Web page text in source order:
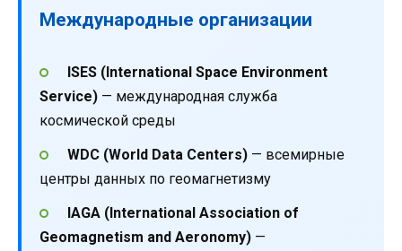
Международные организации
ISES (International Space Environment
Service) — международная служба
космической среды
WDC (World Data Centers)— всемирные
центры данных по геомагнетизму
IAGA (International Association of
Geomagnetism and Aeronomy) —